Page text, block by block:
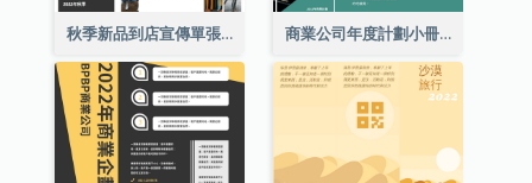
秋季新品到店宣傳單張(附圖) 商業公司年度計劃小冊子